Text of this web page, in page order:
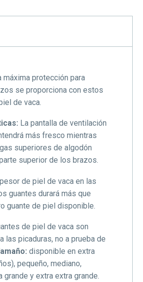
máxima protección para
se proporciona con estos
de vaca.
La pantalla de ventilación
más fresco mientras
superiores de algodón
superior de los brazos.
de piel de vaca en las
guantes durará más que
guante de piel disponible.
de piel de vaca son
las picaduras, no a prueba de
disponible en extra
pequeño, mediano,
grande y extra extra grande.